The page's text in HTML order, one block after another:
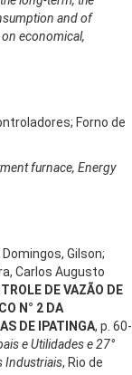
and of
economical,
Forno de
furnace, Energy
Gilson;
Carlos Augusto
DE VAZÃO DE
N° 2 DA
DE IPATINGA, p. 60-
e Utilidades e 27°
Industriais, Rio de